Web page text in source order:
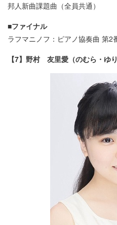
邦人新曲課題曲（全員共通）
■ファイナル
ラフマニノフ：ピアノ協奏曲 第2
【7】野村 友里愛（のむら・ゆり